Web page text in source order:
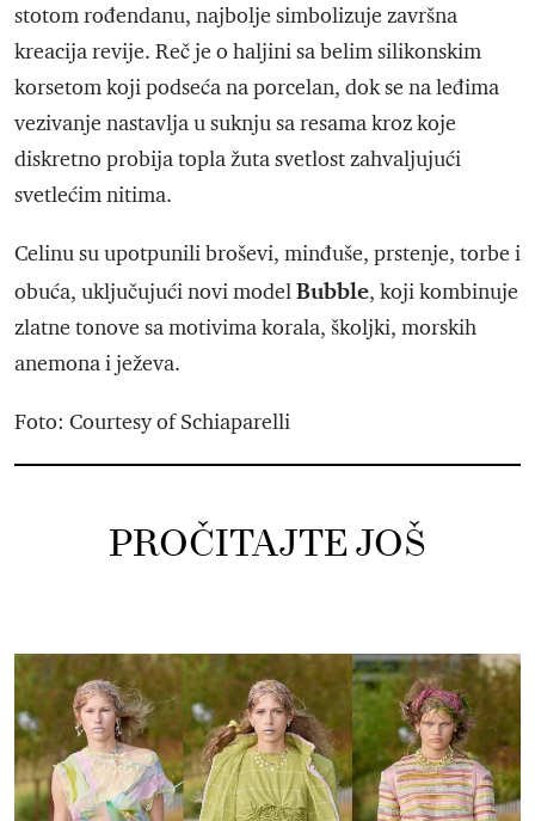
stotom rođendanu, najbolje simbolizuje završna
kreacija revije. Reč je o haljini sa belim silikonskim
korsetom koji podseća na porcelan, dok se na leđima
vezivanje nastavlja u suknju sa resama kroz koje
diskretno probija topla žuta svetlost zahvaljujući
svetlećim nitima.
Celinu su upotpunili broševi, minđuše, prstenje, torbe i
obuća, uključujući novi modelBubble, koji kombinuje
zlatne tonove sa motivima korala, školjki, morskih
anemona i ježeva.
Foto: Courtesy of Schiaparelli
PROČITAJTE JOŠ